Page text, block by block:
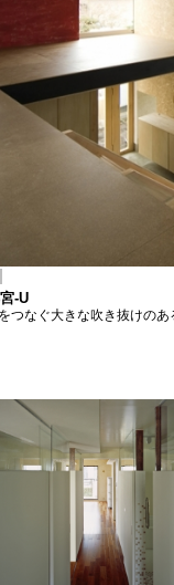
-U
つなぐ大きな吹き抜けのあ